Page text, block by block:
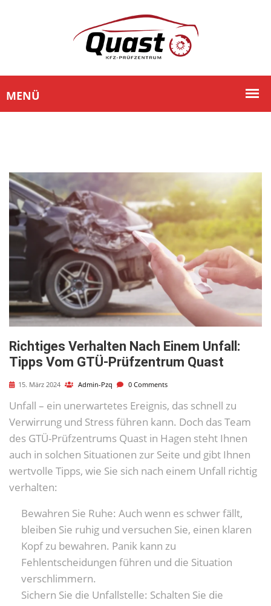
Richtiges Verhalten Nach Einem Unfall:
Tipps Vom GTÜ-Prüfzentrum Quast
15. März 2024 Admin-Pzq 0 Comments
Unfall – ein unerwartetes Ereignis, das schnell zu
Verwirrung und Stress führen kann. Doch das Team
des GTÜ-Prüfzentrums Quast in Hagen steht Ihnen
auch in solchen Situationen zur Seite und gibt Ihnen
wertvolle Tipps, wie Sie sich nach einem Unfall richtig
verhalten:
Bewahren Sie Ruhe: Auch wenn es schwer fällt,
bleiben Sie ruhig und versuchen Sie, einen klaren
Kopf zu bewahren. Panik kann zu
Fehlentscheidungen führen und die Situation
verschlimmern.
Sichern Sie die Unfallstelle: Schalten Sie die